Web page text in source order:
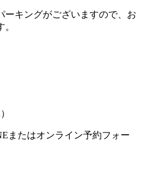
ーキングがございますので、お
またはオンライン予約フォー